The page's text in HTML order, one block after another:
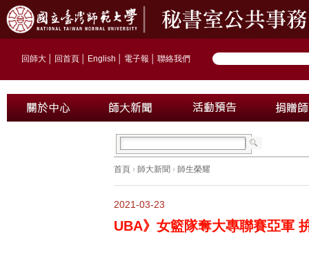
回師大 回首頁 English 電子報 聯絡我們
首頁 › 師大新聞 › 師生榮耀
2021-03-23
UBA》女籃隊奪大專聯賽亞軍